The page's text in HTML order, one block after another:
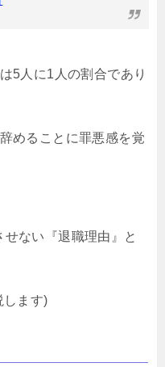
5人に1人の割合であり
めることに罪悪感を覚
ない『退職理由』と
します)